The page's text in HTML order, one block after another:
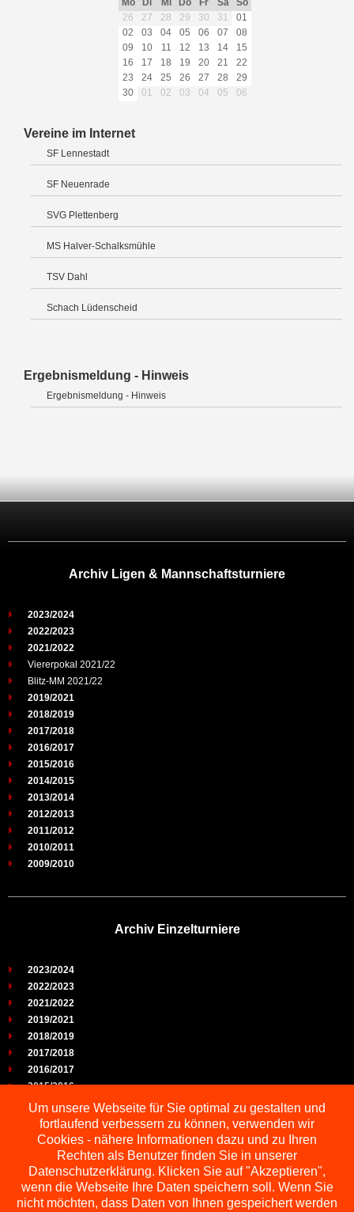
Mo
Di Mi Do Fr Sa
So
26
27 28 29 30 31
01
02
03 04 05 06 07
08
09
10 11 12 13 14
15
16
17 18 19 20 21
22
23
24 25 26 27 28
29
30
01 02 03 04 05 06
Vereine im Internet
SF Lennestadt
SF Neuenrade
SVG Plettenberg
MS Halver-Schalksmühle
TSV Dahl
Schach Lüdenscheid
Ergebnismeldung - Hinweis
Ergebnismeldung - Hinweis
Archiv Ligen & Mannschaftsturniere
2023/2024
2022/2023
2021/2022
Viererpokal 2021/22
Blitz-MM 2021/22
2019/2021
2018/2019
2017/2018
2016/2017
2015/2016
2014/2015
2013/2014
2012/2013
2011/2012
2010/2011
2009/2010
Archiv Einzelturniere
2023/2024
2022/2023
2021/2022
2019/2021
2018/2019
2017/2018
2016/2017
2015/2016
2014/2015
2013/2014
2012/2013
2011/2012
2010/2011
2009/2010
Um unsere Webseite für Sie optimal zu gestalten und
fortlaufend verbessern zu können, verwenden wir
Cookies - nähere Informationen dazu und zu Ihren
Rechten als Benutzer finden Sie in unserer
Datenschutzerklärung. Klicken Sie auf "Akzeptieren",
wenn die Webseite Ihre Daten speichern soll. Wenn Sie
nicht möchten, dass Daten von Ihnen gespeichert werden